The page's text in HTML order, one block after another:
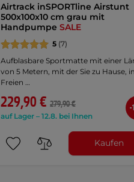
Airtrack inSPORTline Airstunt
500x100x10 cm grau mit
Handpumpe SALE
5 (7)
Aufblasbare Sportmatte mit einer
von 5 Metern, mit der Sie zu Hause,
Freien …
229,90 € 279,90 €
auf Lager – 12.8. bei Ihnen
-
Kaufen